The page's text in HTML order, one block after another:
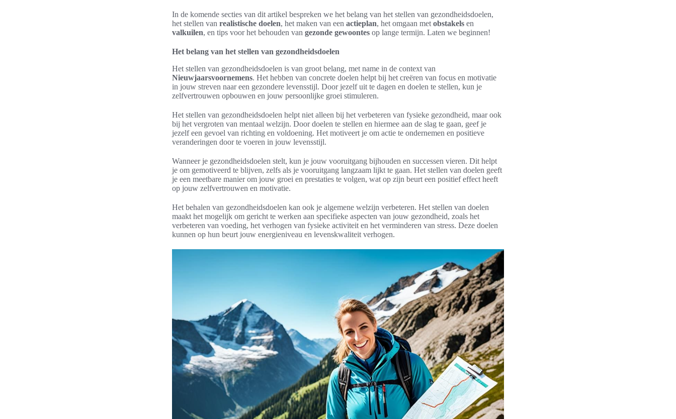
In de komende secties van dit artikel bespreken we het belang van het stellen van gezondheidsdoelen,
het stellen van realistische doelen, het maken van een actieplan, het omgaan met obstakels en
valkuilen, en tips voor het behouden van gezonde gewoontes op lange termijn. Laten we beginnen!
Het belang van het stellen van gezondheidsdoelen
Het stellen van gezondheidsdoelen is van groot belang, met name in de context van
Nieuwjaarsvoornemens. Het hebben van concrete doelen helpt bij het creëren van focus en motivatie
in jouw streven naar een gezondere levensstijl. Door jezelf uit te dagen en doelen te stellen, kun je
zelfvertrouwen opbouwen en jouw persoonlijke groei stimuleren.
Het stellen van gezondheidsdoelen helpt niet alleen bij het verbeteren van fysieke gezondheid, maar ook
bij het vergroten van mentaal welzijn. Door doelen te stellen en hiermee aan de slag te gaan, geef je
jezelf een gevoel van richting en voldoening. Het motiveert je om actie te ondernemen en positieve
veranderingen door te voeren in jouw levensstijl.
Wanneer je gezondheidsdoelen stelt, kun je jouw vooruitgang bijhouden en successen vieren. Dit helpt
je om gemotiveerd te blijven, zelfs als je vooruitgang langzaam lijkt te gaan. Het stellen van doelen geeft
je een meetbare manier om jouw groei en prestaties te volgen, wat op zijn beurt een positief effect heeft
op jouw zelfvertrouwen en motivatie.
Het behalen van gezondheidsdoelen kan ook je algemene welzijn verbeteren. Het stellen van doelen
maakt het mogelijk om gericht te werken aan specifieke aspecten van jouw gezondheid, zoals het
verbeteren van voeding, het verhogen van fysieke activiteit en het verminderen van stress. Deze doelen
kunnen op hun beurt jouw energieniveau en levenskwaliteit verhogen.